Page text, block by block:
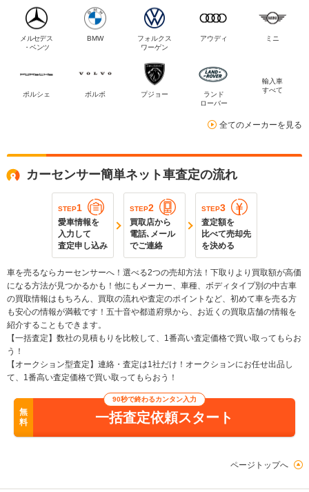
メルセデス
・ベンツ
BMW
フォルクス
ワーゲン
アウディ ミニ
ポルシェ ボルボ プジョー
ランド
ローバー
輸入車
すべて
全てのメーカーを見る
カーセンサー簡単ネット車査定の流れ
STEP1
愛車情報を
入力して
査定申し込み
STEP2
買取店から
電話､メール
でご連絡
STEP3
査定額を
比べて売却先
を決める
車を売るならカーセンサーへ！選べる2つの売却方法！下取りより買取額が高価
になる方法が見つかるかも！他にもメーカー、車種、ボディタイプ別の中古車
の買取情報はもちろん、買取の流れや査定のポイントなど、初めて車を売る方
も安心の情報が満載です！五十音や都道府県から、お近くの買取店舗の情報を
紹介することもできます。
【一括査定】数社の見積もりを比較して、1番高い査定価格で買い取ってもらお
う！
【オークション型査定】連絡・査定は1社だけ！オークションにお任せ出品し
て、1番高い査定価格で買い取ってもらおう！
無
料
90秒で終わるカンタン入力
一括査定依頼スタート
ページトップへ